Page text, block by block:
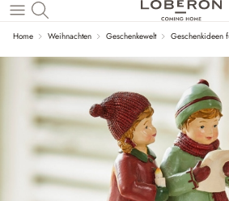
Zum Hauptinhalt springen
Home Weihnachten Geschenkewelt Geschenkideen